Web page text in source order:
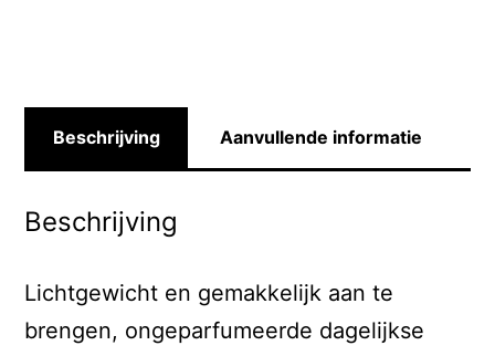
Beschrijving Aanvullende informatie
Beschrijving
Lichtgewicht en gemakkelijk aan te
brengen, ongeparfumeerde dagelijkse